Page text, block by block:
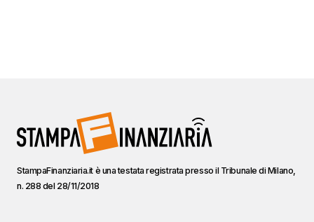
StampaFinanziaria.it è una testata registrata presso il Tribunale di Milano,
n. 288 del 28/11/2018